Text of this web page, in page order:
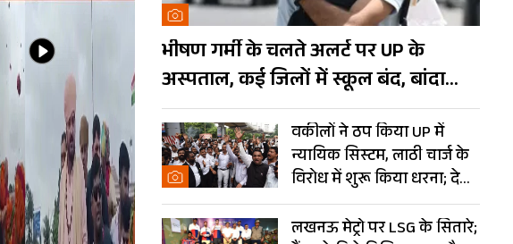
भीषण गर्मी के चलते अलर्ट पर UP के
अस्पताल, कई जिलों में स्कूल बंद, बांदा
दुनिया का तीसरा सबसे गर्म शहर
वकीलों ने ठप किया UP में
न्यायिक सिस्टम, लाठी चार्ज के
विरोध में शुरू किया धरना; देखें
Photos
लखनऊ मेट्रो पर LSG के सितारे;